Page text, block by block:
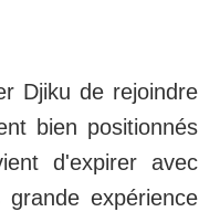
Djiku de rejoindre
bien positionnés
d'expirer avec
expérience